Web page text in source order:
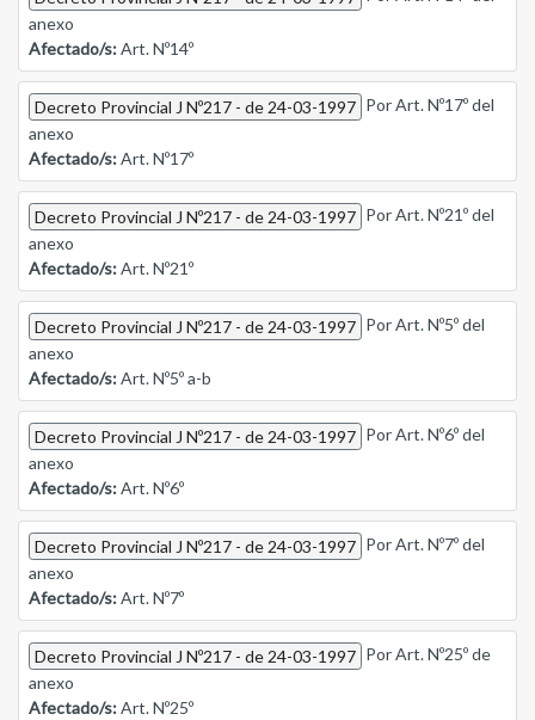
anexo
Afectado/s:Art. Nº14º
Decreto Provincial J Nº217 - de 24-03-1997 Por Art. Nº17º del
anexo
Afectado/s:Art. Nº17º
Decreto Provincial J Nº217 - de 24-03-1997 Por Art. Nº21º del
anexo
Afectado/s:Art. Nº21º
Decreto Provincial J Nº217 - de 24-03-1997 Por Art. Nº5º del
anexo
Afectado/s:Art. Nº5º a-b
Decreto Provincial J Nº217 - de 24-03-1997 Por Art. Nº6º del
anexo
Afectado/s:Art. Nº6º
Decreto Provincial J Nº217 - de 24-03-1997 Por Art. Nº7º del
anexo
Afectado/s:Art. Nº7º
Decreto Provincial J Nº217 - de 24-03-1997 Por Art. Nº25º de
anexo
Afectado/s:Art. Nº25º